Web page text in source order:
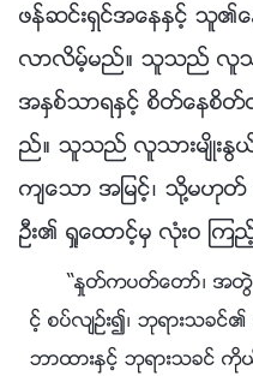
ဖန္ဆင္းရွင္အေနႏွင့္ သူ၏ေ
လာလိမ့္မည္။ သူသည္ လူသ
အႏွစ္သာရႏွင့္ စိတ္ေနစိတ္
ည္။ သူသည္ လူသားမ်ိဳးႏြ
က်ေသာ အျမင့္၊ သို႔မဟု
ဦး၏ ရႈေထာင့္မွ လုံးဝ ၾက
“ႏႈတ္ကပတ္ေတာ္၊ အတြဲ
င့္ စပ္လ်ဥ္း၍၊ ဘုရားသခင္
ဘာထားႏွင့္ ဘုရားသခင္